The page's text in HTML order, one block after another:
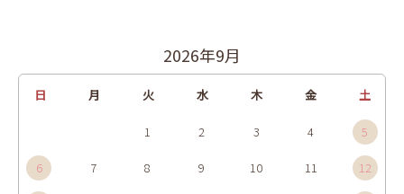
2026年9月
日 月 火 水 木 金 土
1 2 3 4 5
6 7 8 9 10 11 12